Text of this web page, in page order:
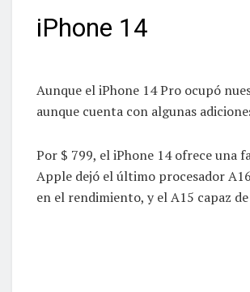
iPhone 14
Aunque el iPhone 14 Pro ocupó
aunque cuenta con algunas
Por $ 799, el iPhone 14 ofrece una
Apple dejó el último procesador
en el rendimiento, y el A15 capaz